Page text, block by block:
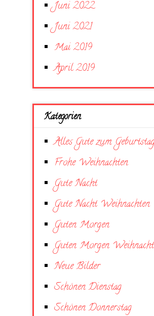
Juni 2022
Juni 2021
Mai 2019
April 2019
Kategorien
Alles Gute zum
Frohe Weihnachten
Gute Nacht
Gute Nacht Weihnachten
Guten Morgen
Guten Morgen
Neue Bilder
Schönen Dienstag
Schönen Donnerstag